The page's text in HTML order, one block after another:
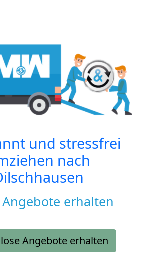
und stressfrei
nach
erhalten
Angebote erhalten